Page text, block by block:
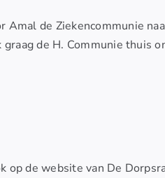
Amal de Ziekencommunie
de H. Communie thuis
op de website van De